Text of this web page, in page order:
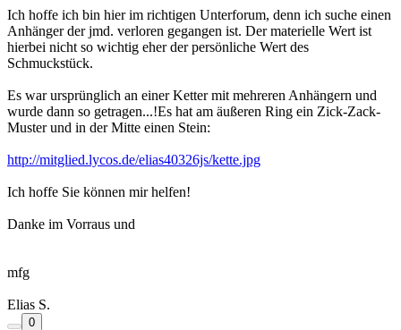
Ich hoffe ich bin hier im richtigen Unterforum, denn ich suche einen
Anhänger der jmd. verloren gegangen ist. Der materielle Wert ist
hierbei nicht so wichtig eher der persönliche Wert des
Schmuckstück.
Es war ursprünglich an einer Ketter mit mehreren Anhängern und
wurde dann so getragen...!Es hat am äußeren Ring ein Zick-Zack-
Muster und in der Mitte einen Stein:
http://mitglied.lycos.de/elias40326js/kette.jpg
Ich hoffe Sie können mir helfen!
Danke im Vorraus und
mfg
Elias S.
0